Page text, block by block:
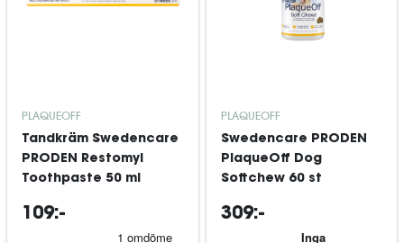
PLAQUEOFF
Tandkräm Swedencare
PRODEN Restomyl
Toothpaste 50 ml
109:-
PLAQUEOFF
Swedencare PRODEN
PlaqueOff Dog
Softchew 60 st
309:-